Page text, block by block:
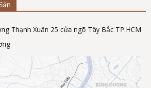
Thạnh Xuân 25 cửa ngõ Tây Bắc TP.HCM